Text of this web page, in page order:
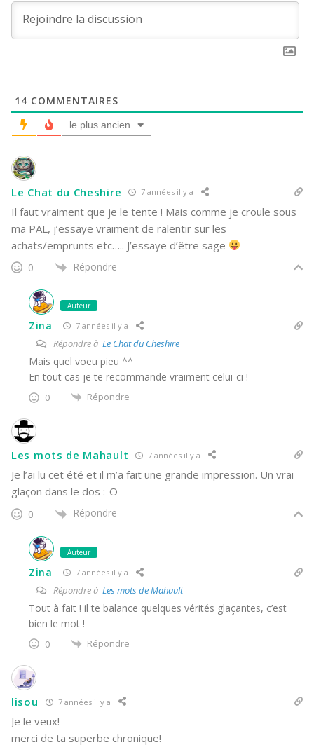
14 COMMENTAIRES
le plus ancien
Le Chat du Cheshire 7 années il y a
Il faut vraiment que je le tente ! Mais comme je croule sous
ma PAL, j’essaye vraiment de ralentir sur les
achats/emprunts etc….. J’essaye d’être sage
0 Répondre
Auteur
Zina 7 années il y a
Répondre à Le Chat du Cheshire
Mais quel voeu pieu ^^
En tout cas je te recommande vraiment celui-ci !
0 Répondre
Les mots de Mahault 7 années il y a
Je l’ai lu cet été et il m’a fait une grande impression. Un vrai
glaçon dans le dos :-O
0 Répondre
Auteur
Zina 7 années il y a
Répondre à Les mots de Mahault
Tout à fait ! il te balance quelques vérités glaçantes, c’est
bien le mot !
0 Répondre
lisou 7 années il y a
Je le veux!
merci de ta superbe chronique!